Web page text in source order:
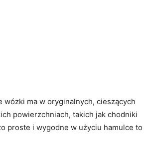
ma w oryginalnych, cieszących
powierzchniach, takich jak chodniki
proste i wygodne w użyciu hamulce to